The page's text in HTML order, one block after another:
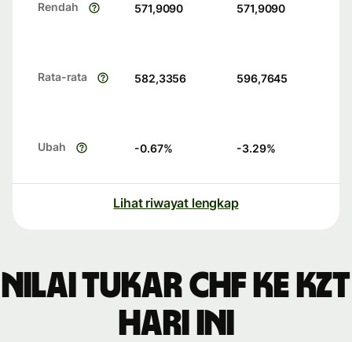
Rendah 571,9090 571,9090
Rata-rata 582,3356 596,7645
Ubah -0.67% -3.29%
Lihat riwayat lengkap
Nilai tukar CHF ke KZT
hari ini